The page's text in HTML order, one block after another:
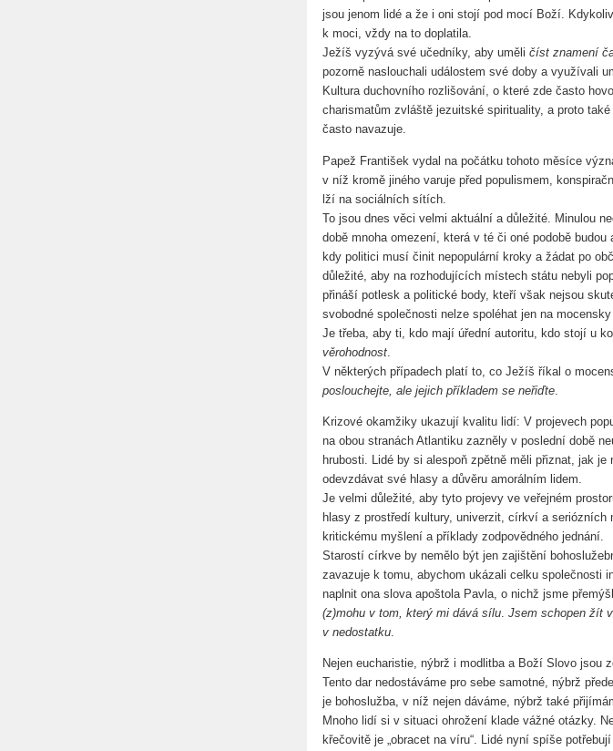
jsou jenom lidé a že i oni stojí pod mocí Boží.
k moci, vždy na to doplatila.
Ježíš vyzývá své učedníky, aby uměli číst znamení
pozorně naslouchali událostem své doby a využívali
Kultura duchovního rozlišování, o které zde často
charismatům zvláště jezuitské spirituality, a proto
často navazuje.
Papež František vydal na počátku tohoto měsíce
v níž kromě jiného varuje před populismem,
lží na sociálních sítích.
To jsou dnes věci velmi aktuální a důležité. Minulou
době mnoha omezení, která v té či oné podobě
kdy politici musí činit nepopulární kroky a žádat po
důležité, aby na rozhodujících místech státu nebyli
přináší potlesk a politické body, kteří však nejsou
svobodné společnosti nelze spoléhat jen na
Je třeba, aby ti, kdo mají úřední autoritu, kdo stojí u
věrohodnost
V některých případech platí to, co Ježíš říkal o
poslouchejte, ale jejich příkladem se neřiďte
Krizové okamžiky ukazují kvalitu lidí: V projevech
na obou stranách Atlantiku zazněly v poslední době
hrubosti. Lidé by si alespoň zpětně měli přiznat, jak je
odevzdávat své hlasy a důvěru amorálním lidem.
Je velmi důležité, aby tyto projevy ve veřejném
hlasy z prostředí kultury, univerzit, církví a seriózních
kritickému myšlení a příklady zodpovědného jednání.
Starostí církve by nemělo být jen zajištění
zavazuje k tomu, abychom ukázali celku společnosti
naplnit ona slova apoštola Pavla, o nichž jsme
(z)mohu v tom, který mi dává sílu Jsem schopen žít
v nedostatku
Nejen eucharistie, nýbrž i modlitba a Boží Slovo jsou
Tento dar nedostáváme pro sebe samotné, nýbrž
je bohoslužba, v níž nejen dáváme, nýbrž také
Mnoho lidí si v situaci ohrožení klade vážné otázky.
křečovitě je „obracet na víru“. Lidé nyní spíše